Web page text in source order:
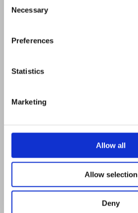
Selection
Necessary
Preferences
Statistics
Marketing
Allow all
Allow selection
Deny
Strada Eugen Ionesco 67,
Clinica Cluj-Napoca